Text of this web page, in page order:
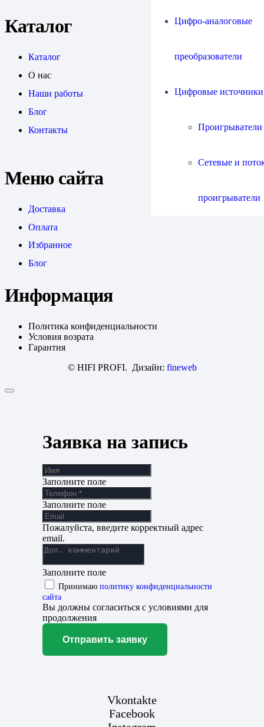
Цифро-аналоговые
преобразователи
Цифровые источники
Сетевые и
проигрыватели
Каталог
Каталог
О нас
Наши работы
Блог
Контакты
Меню сайта
Доставка
Оплата
Избранное
Блог
Информация
Политика конфиденциальности
Условия возрата
Гарантия
© HIFI PROFI. Дизайн: fineweb
Заявка на запись
Заполните поле
Заполните поле
Пожалуйста, введите корректный адрес
email.
Заполните поле
Принимаю политику конфиденциальности
сайта
Вы должны согласиться с условиями для
продолжения
Отправить заявку
Vkontakte
Facebook